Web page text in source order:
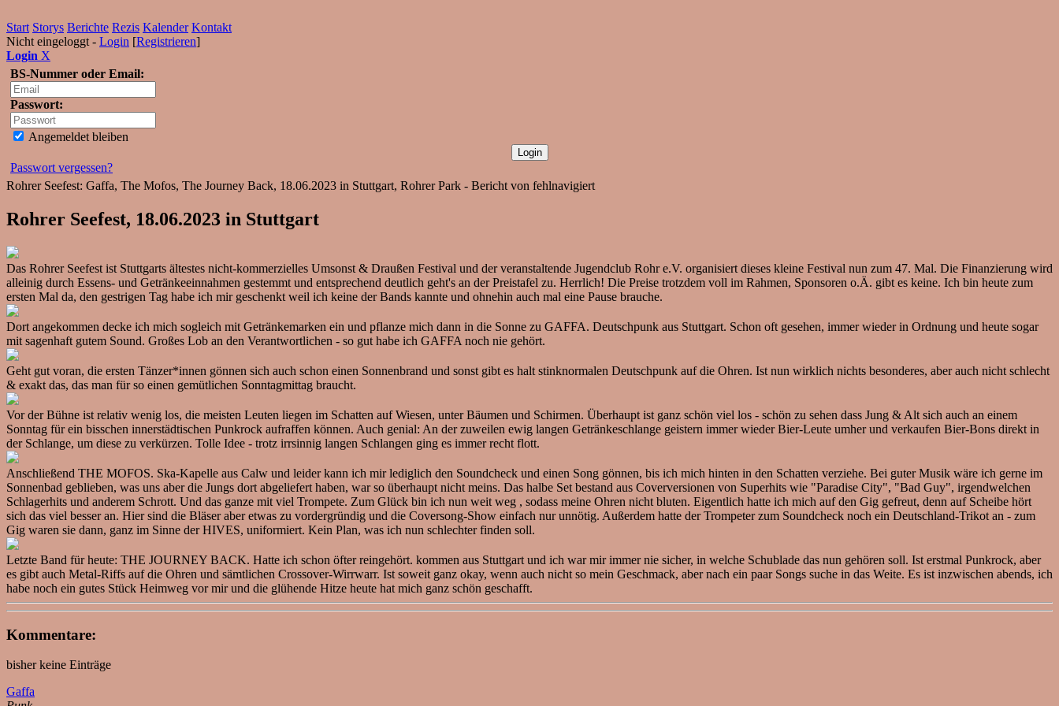
Start Storys Berichte Rezis Kalender Kontakt
Nicht eingeloggt - Login [Registrieren]
Login X
BS-Nummer oder Email:
Passwort:
Angemeldet bleiben
Passwort vergessen?
Rohrer Seefest: Gaffa, The Mofos, The Journey Back, 18.06.2023 in Stuttgart, Rohrer Park - Bericht von fehlnavigiert
Rohrer Seefest, 18.06.2023 in Stuttgart
Das Rohrer Seefest ist Stuttgarts ältestes nicht-kommerzielles Umsonst & Draußen Festival und der veranstaltende Jugendclub Rohr e.V. organisiert dieses kleine Festival nun zum 47. Mal. Die Finanzierung wird
alleinig durch Essens- und Getränkeeinnahmen gestemmt und entsprechend deutlich geht's an der Preistafel zu. Herrlich! Die Preise trotzdem voll im Rahmen, Sponsoren o.Ä. gibt es keine. Ich bin heute zum
ersten Mal da, den gestrigen Tag habe ich mir geschenkt weil ich keine der Bands kannte und ohnehin auch mal eine Pause brauche.
Dort angekommen decke ich mich sogleich mit Getränkemarken ein und pflanze mich dann in die Sonne zu GAFFA. Deutschpunk aus Stuttgart. Schon oft gesehen, immer wieder in Ordnung und heute sogar
mit sagenhaft gutem Sound. Großes Lob an den Verantwortlichen - so gut habe ich GAFFA noch nie gehört.
Geht gut voran, die ersten Tänzer*innen gönnen sich auch schon einen Sonnenbrand und sonst gibt es halt stinknormalen Deutschpunk auf die Ohren. Ist nun wirklich nichts besonderes, aber auch nicht schlecht
& exakt das, das man für so einen gemütlichen Sonntagmittag braucht.
Vor der Bühne ist relativ wenig los, die meisten Leuten liegen im Schatten auf Wiesen, unter Bäumen und Schirmen. Überhaupt ist ganz schön viel los - schön zu sehen dass Jung & Alt sich auch an einem
Sonntag für ein bisschen innerstädtischen Punkrock aufraffen können. Auch genial: An der zuweilen ewig langen Getränkeschlange geistern immer wieder Bier-Leute umher und verkaufen Bier-Bons direkt in
der Schlange, um diese zu verkürzen. Tolle Idee - trotz irrsinnig langen Schlangen ging es immer recht flott.
Anschließend THE MOFOS. Ska-Kapelle aus Calw und leider kann ich mir lediglich den Soundcheck und einen Song gönnen, bis ich mich hinten in den Schatten verziehe. Bei guter Musik wäre ich gerne im
Sonnenbad geblieben, was uns aber die Jungs dort abgeliefert haben, war so überhaupt nicht meins. Das halbe Set bestand aus Coverversionen von Superhits wie "Paradise City", "Bad Guy", irgendwelchen
Schlagerhits und anderem Schrott. Und das ganze mit viel Trompete. Zum Glück bin ich nun weit weg , sodass meine Ohren nicht bluten. Eigentlich hatte ich mich auf den Gig gefreut, denn auf Scheibe hört
sich das viel besser an. Hier sind die Bläser aber etwas zu vordergründig und die Coversong-Show einfach nur unnötig. Außerdem hatte der Trompeter zum Soundcheck noch ein Deutschland-Trikot an - zum
Gig waren sie dann, ganz im Sinne der HIVES, uniformiert. Kein Plan, was ich nun schlechter finden soll.
Letzte Band für heute: THE JOURNEY BACK. Hatte ich schon öfter reingehört. kommen aus Stuttgart und ich war mir immer nie sicher, in welche Schublade das nun gehören soll. Ist erstmal Punkrock, aber
es gibt auch Metal-Riffs auf die Ohren und sämtlichen Crossover-Wirrwarr. Ist soweit ganz okay, wenn auch nicht so mein Geschmack, aber nach ein paar Songs suche in das Weite. Es ist inzwischen abends, ich
habe noch ein gutes Stück Heimweg vor mir und die glühende Hitze heute hat mich ganz schön geschafft.
Kommentare:
bisher keine Einträge
Gaffa